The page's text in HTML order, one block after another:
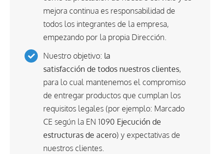
mejora continua es responsabilidad de
todos los integrantes de la empresa,
empezando por la propia Dirección.
Nuestro objetivo: la
satisfacción de todos nuestros clientes,
para lo cual mantenemos el compromiso
de entregar productos que cumplan los
requisitos legales (por ejemplo: Marcado
CE según la EN 1090 Ejecución de
estructuras de acero) y expectativas de
nuestros clientes.